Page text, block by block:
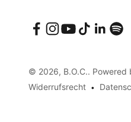
© 2026, B.O.C.. Powered
Widerrufsrecht